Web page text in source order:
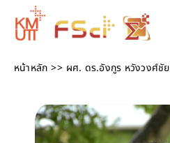
content
สมัครเรียน
วิจัยและนวัตกรรม
หน้าหลัก ผศ. ดร.อังกูร หวังวงศ์ชัย